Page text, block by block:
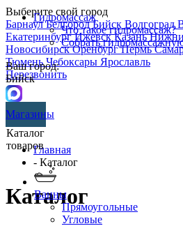
Выберите свой город
БарнаулБелгородБийск Волгоград
ЕкатеринбургИжевскКазань
НовосибирскОренбургПермь
ТюменьЧебоксары Ярославль
Перезвонить
Гидромассаж
Что такое гидромассаж?
Собрать
Ваш город:
Бийск
Магазины
Каталог
товаров
Ванны
Прямоугольные
Угловые
Главная
- Каталог
Каталог